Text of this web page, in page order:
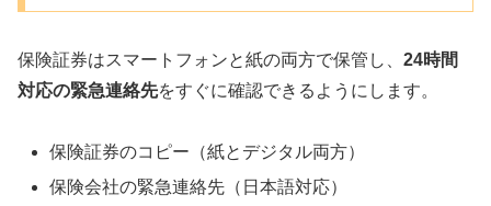
保険証券はスマートフォンと紙の両方で保管し、 24時間
対応の緊急連絡先をすぐに確認できるようにします。
保険証券のコピー（紙とデジタル両方）
保険会社の緊急連絡先（日本語対応）